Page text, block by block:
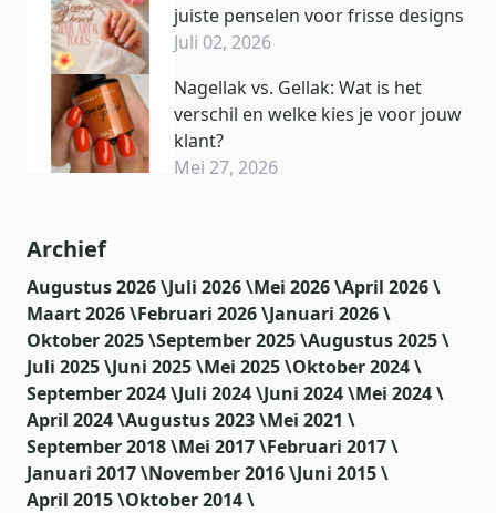
juiste penselen voor frisse designs
Juli 02, 2026
Nagellak vs. Gellak: Wat is het
verschil en welke kies je voor jouw
klant?
Mei 27, 2026
Archief
Augustus 2026 \Juli 2026 \Mei 2026 \April 2026 \
Maart 2026 \Februari 2026 \Januari 2026 \
Oktober 2025 \September 2025 \Augustus 2025 \
Juli 2025 \Juni 2025 \Mei 2025 \Oktober 2024 \
September 2024 \Juli 2024 \Juni 2024 \Mei 2024 \
April 2024 \Augustus 2023 \Mei 2021 \
September 2018 \Mei 2017 \Februari 2017 \
Januari 2017 \November 2016 \Juni 2015 \
April 2015 \Oktober 2014 \